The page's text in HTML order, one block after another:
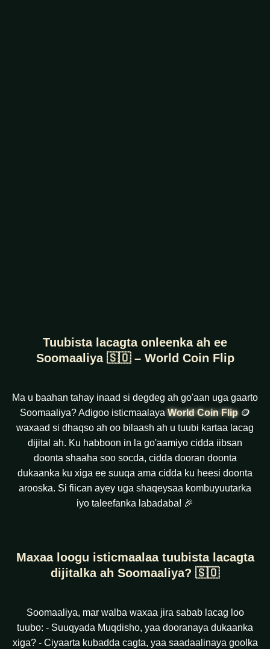
Tuubista lacagta onleenka ah ee
Soomaaliya 🇸🇴 – World Coin Flip
Ma u baahan tahay inaad si degdeg ah go'aan uga gaarto
Soomaaliya? Adigoo isticmaalaya World Coin Flip🪙
waxaad si dhaqso ah oo bilaash ah u tuubi kartaa lacag
dijital ah. Ku habboon in la go'aamiyo cidda iibsan
doonta shaaha soo socda, cidda dooran doonta
dukaanka ku xiga ee suuqa ama cidda ku heesi doonta
arooska. Si fiican ayey uga shaqeysaa kombuyuutarka
iyo taleefanka labadaba! 🎉
Maxaa loogu isticmaalaa tuubista lacagta
dijitalka ah Soomaaliya? 🇸🇴
Soomaaliya, mar walba waxaa jira sabab lacag loo
tuubo: - Suuqyada Muqdisho, yaa dooranaya dukaanka
xiga? - Ciyaarta kubadda cagta, yaa saadaalinaya goolka